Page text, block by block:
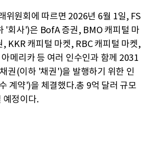
위원회에 따르면 2026년 6월 1일, FS
'회사')은 BofA 증권, BMO 캐피털 마
, KKR 캐피털 마켓, RBC 캐피털 마켓,
메리카 등 여러 인수인과 함께 2031
권(이하 '채권')을 발행하기 위한 인
계약')을 체결했다.총 9억 달러 규모
예정이다.